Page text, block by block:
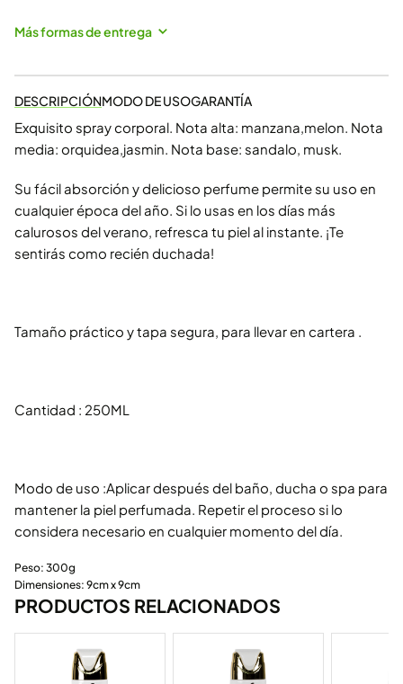
Más formas de entrega
DESCRIPCIÓNMODO DE USOGARANTÍA
Exquisito spray corporal. Nota alta: manzana,melon. Nota
media: orquidea,jasmin. Nota base: sandalo, musk.
Su fácil absorción y delicioso perfume permite su uso en
cualquier época del año. Si lo usas en los días más
calurosos del verano, refresca tu piel al instante. ¡Te
sentirás como recién duchada!
Tamaño práctico y tapa segura, para llevar en cartera .
Cantidad : 250ML
Modo de uso :Aplicar después del baño, ducha o spa para
mantener la piel perfumada. Repetir el proceso si lo
considera necesario en cualquier momento del día.
Peso: 300g
Dimensiones: 9cm x 9cm
PRODUCTOS RELACIONADOS